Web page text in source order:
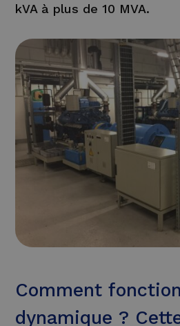
kVA à plus de 10 MVA.
Comment
dynamique ?